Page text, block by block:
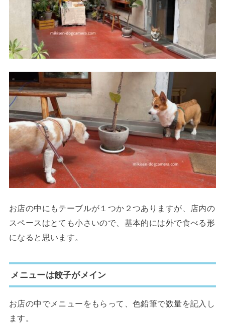
お店の中にもテーブルが１つか２つありますが、店内の
スペースはとても小さいので、基本的には外で食べる形
になると思います。
メニューは餃子がメイン
お店の中でメニューをもらって、色鉛筆で数量を記入し
ます。